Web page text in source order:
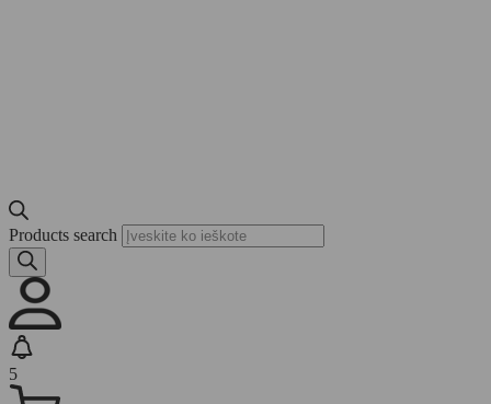
Products search
5